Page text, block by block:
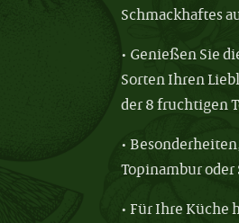
Schmackhaftes
• Genießen Sie
Sorten Ihren
der 8 fruchtigen
•
Topinambur
• Für Ihre Küche